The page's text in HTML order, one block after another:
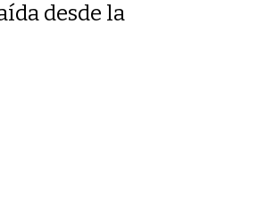
desde la